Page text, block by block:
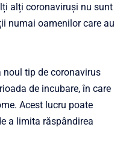
alți coronaviruşi nu sunt
numai oamenilor care au
noul tip de coronavirus
de incubare, în care
Acest lucru poate
a limita răspândirea